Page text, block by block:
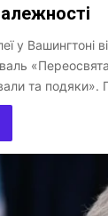
у Вашингтоні
та подяки».